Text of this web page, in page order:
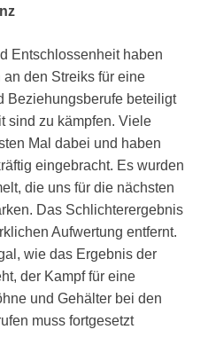
Entschlossenheit haben
den Streiks für eine
Beziehungsberufe beteiligt
sind zu kämpfen. Viele
Mal dabei und haben
eingebracht. Es wurden
die uns für die nächsten
Das Schlichterergebnis
Aufwertung entfernt.
wie das Ergebnis der
der Kampf für eine
und Gehälter bei den
muss fortgesetzt